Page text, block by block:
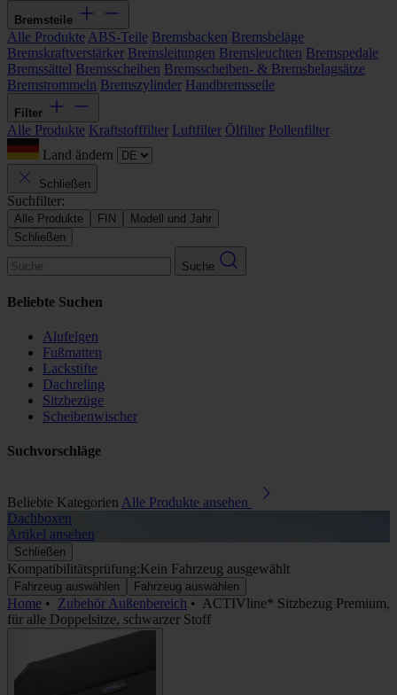
Bremsteile
Alle Produkte ABS-Teile Bremsbacken Bremsbeläge
Bremskraftverstärker Bremsleitungen Bremsleuchten Bremspedale
Bremssättel Bremsscheiben Bremsscheiben- & Bremsbelagsätze
Bremstrommeln Bremszylinder Handbremsseile
Filter
Alle Produkte Kraftstofffilter Luftfilter Ölfilter Pollenfilter
Land ändern
Schließen
Suchfilter:
Alle Produkte FIN
Modell und Jahr
Schließen
Suche
Beliebte Suchen
Alufelgen
Fußmatten
Lackstifte
Dachreling
Sitzbezüge
Scheibenwischer
Suchvorschläge
Beliebte Kategorien Alle Produkte ansehen
Dachboxen
Artikel ansehen
Schließen
Kompatibilitätsprüfung:Kein Fahrzeug ausgewählt
Fahrzeug auswählen Fahrzeug auswählen
Home • Zubehör Außenbereich • ACTIVline* Sitzbezug Premium,
für alle Doppelsitze, schwarzer Stoff